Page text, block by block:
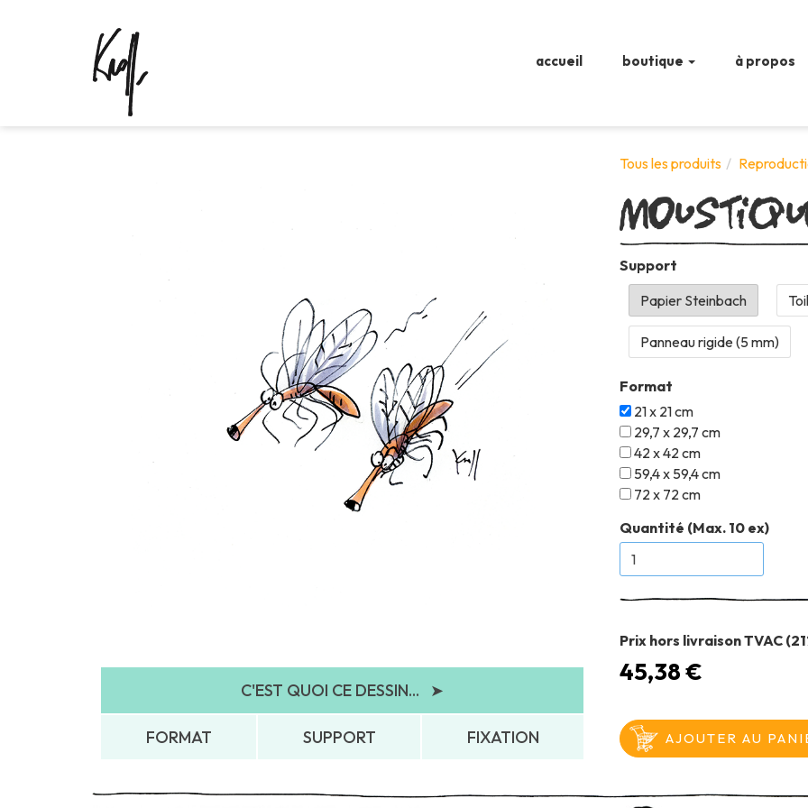
accueil boutique à propos
C'EST QUOI CE DESSIN... ➤
FORMAT SUPPORT FIXATION
Tous les produits
Support
Format
21 x 21 cm
29,7 x 29,7 cm
42 x 42 cm
59,4 x 59,4 cm
72 x 72 cm
Quantité (Max. 10 ex)
Prix hors livraison TVAC
45,38 €